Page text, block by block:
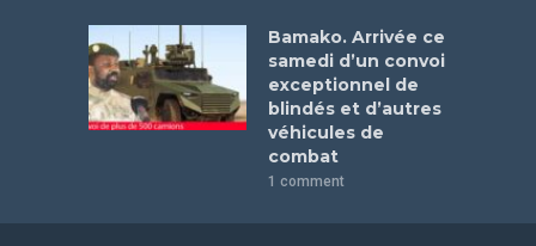
Bamako. Arrivée ce
samedi d’un convoi
exceptionnel de
blindés et d’autres
véhicules de
combat
1 comment